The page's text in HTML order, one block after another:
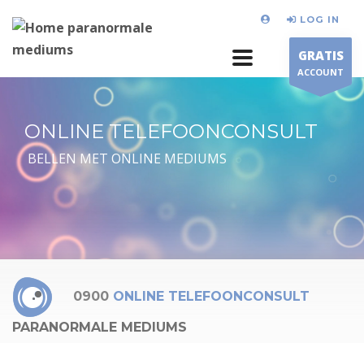
LOG IN
GRATIS
ACCOUNT
ONLINE TELEFOONCONSULT
BELLEN MET ONLINE MEDIUMS
0900 ONLINE TELEFOONCONSULT
PARANORMALE MEDIUMS